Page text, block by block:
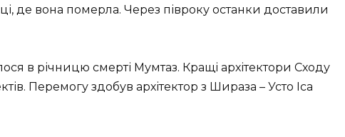
де вона померла. Через півроку останки доставили
в річницю смерті Мумтаз. Кращі архітектори Сходу
Перемогу здобув архітектор з Шираза – Усто Іса